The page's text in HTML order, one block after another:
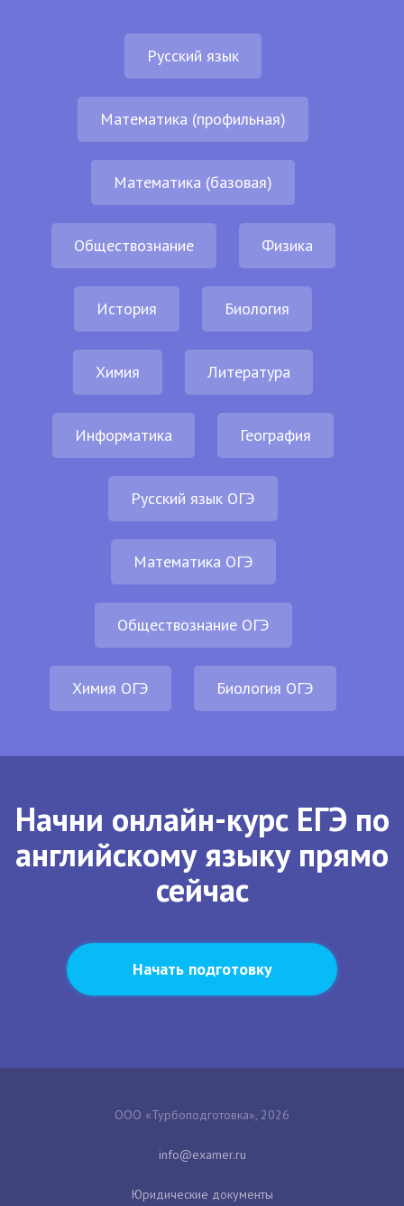
Русский язык
Математика (профильная)
Математика (базовая)
Обществознание Физика
История Биология
Химия Литература
Информатика География
Русский язык ОГЭ
Математика ОГЭ
Обществознание ОГЭ
Химия ОГЭ Биология ОГЭ
Начни онлайн-курс ЕГЭ по
английскому языку прямо
сейчас
Начать подготовку
ООО «Турбоподготовка», 2026
Юридические документы